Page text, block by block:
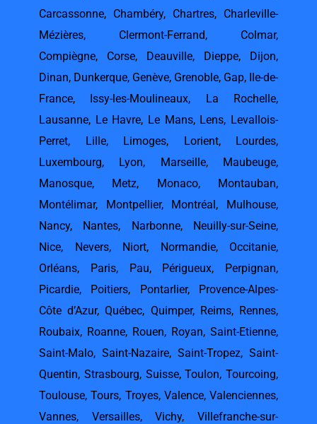
Carcassonne, Chambéry, Chartres, Charleville-
Mézières, Clermont-Ferrand, Colmar,
Compiègne, Corse, Deauville, Dieppe, Dijon,
Dinan, Dunkerque, Genève, Grenoble, Gap, Ile-de-
France, Issy-les-Moulineaux, La Rochelle,
Lausanne, Le Havre, Le Mans, Lens, Levallois-
Perret, Lille, Limoges, Lorient, Lourdes,
Luxembourg, Lyon, Marseille, Maubeuge,
Manosque, Metz, Monaco, Montauban,
Montélimar, Montpellier, Montréal, Mulhouse,
Nancy, Nantes, Narbonne, Neuilly-sur-Seine,
Nice, Nevers, Niort, Normandie, Occitanie,
Orléans, Paris, Pau, Périgueux, Perpignan,
Picardie, Poitiers, Pontarlier, Provence-Alpes-
Côte d’Azur,Québec, Quimper, Reims, Rennes,
Roubaix, Roanne, Rouen, Royan, Saint-Etienne,
Saint-Malo, Saint-Nazaire, Saint-Tropez, Saint-
Quentin, Strasbourg, Suisse,Toulon, Tourcoing,
Toulouse,Tours, Troyes, Valence, Valenciennes,
Vannes, Versailles,Vichy,Villefranche-sur-